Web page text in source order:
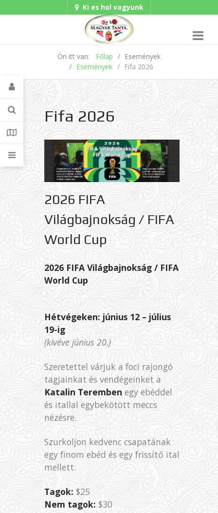
Ki es hol vagyunk
Hungarian/Magyar
American/English
Ön itt van: Főlap
Események
Események
Fifa 2026
Fifa 2026
2026 FIFA
Világbajnokság / FIFA
World Cup
2026 FIFA Világbajnokság / FIFA
World Cup
Hétvégeken: június 12 – július
19-ig
(kivéve június 20.)
Szeretettel várjuk a foci rajongó
tagjainkat és vendégeinket a
Katalin Teremben egy ebéddel
és itallal egybekötött meccs
nézésre.
Szurkoljon kedvenc csapatának
egy finom ebéd és egy frissítő ital
mellett.
Tagok: $25
Nem tagok: $30